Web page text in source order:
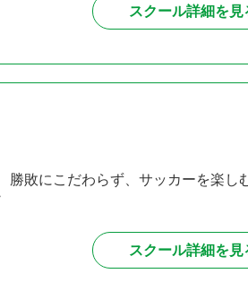
スクール詳細を見
勝敗にこだわらず、サッカーを楽し
スクール詳細を見